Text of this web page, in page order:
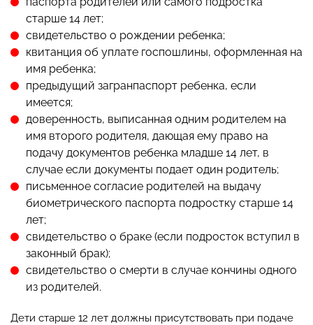
старше 14 лет;
свидетельство о рождении ребенка;
квитанция об уплате госпошлины, оформленная на
имя ребенка;
предыдущий загранпаспорт ребенка, если
имеется;
доверенность, выписанная одним родителем на
имя второго родителя, дающая ему право на
подачу документов ребенка младше 14 лет, в
случае если документы подает один родитель;
письменное согласие родителей на выдачу
биометрического паспорта подростку старше 14
лет;
свидетельство о браке (если подросток вступил в
законный брак);
свидетельство о смерти в случае кончины одного
из родителей.
Дети старше 12 лет должны присутствовать при подаче